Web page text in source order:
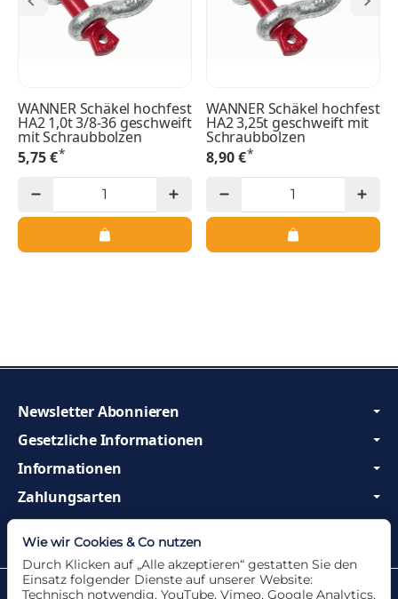
WANNER Schäkel hochfest
HA2 1,0t 3/8-36 geschweift
mit Schraubbolzen
5,75 €*
WANNER Schäkel hochfest
HA2 3,25t geschweift mit
Schraubbolzen
8,90 €*
Gesetzliche Informationen
Informationen
Zahlungsarten
Wir sind Profis und beraten Sie gerne!
Newsletter Abonnieren
Datenschutzerklärung•Impressum
Wie wir Cookies & Co nutzen
Durch Klicken auf „Alle akzeptieren“ gestatten Sie den
Einsatz folgender Dienste auf unserer Website:
Technisch notwendig, YouTube, Vimeo, Google Analytics,